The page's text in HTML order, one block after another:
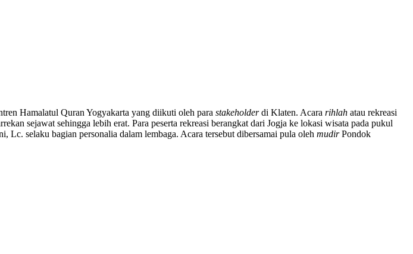
Hamalatul Quran Yogyakarta yang diikuti oleh para stakeholderdi Klaten. Acara rihlah atau rekreasi
sejawat sehingga lebih erat. Para peserta rekreasi berangkat dari Jogja ke lokasi wisata pada pukul
selaku bagian personalia dalam lembaga. Acara tersebut dibersamai pula oleh mudirPondok